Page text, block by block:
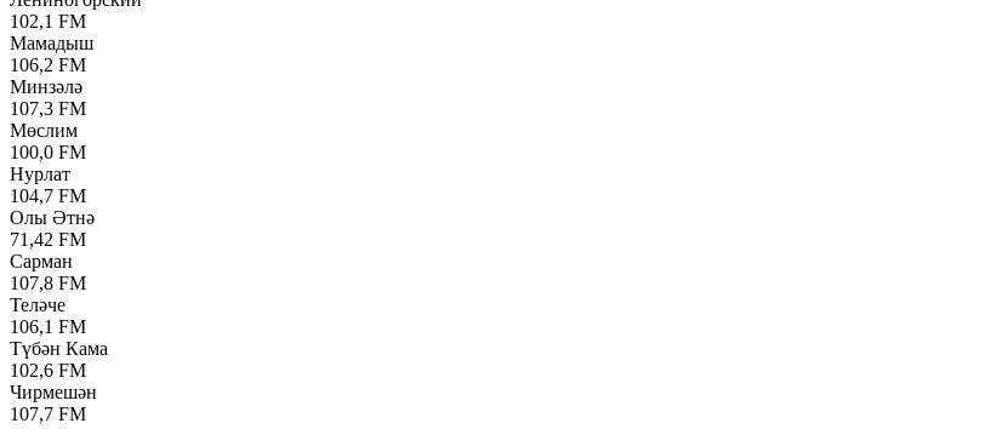
102,1 FM
Мамадыш
106,2 FM
Минзәлә
107,3 FM
Мөслим
100,0 FM
Нурлат
104,7 FM
Олы Әтнә
71,42 FM
Сарман
107,8 FM
Теләче
106,1 FM
Түбән Кама
102,6 FM
Чирмешән
107,7 FM